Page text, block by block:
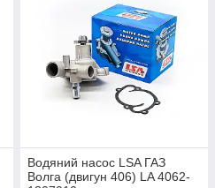
Водяний насос LSA ГАЗ
Волга (двигун 406) LA 4062-